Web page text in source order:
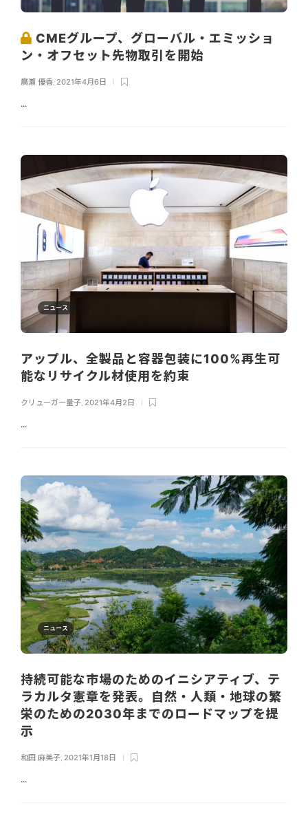
CMEグループ、グローバル・エミッショ
ン・オフセット先物取引を開始
廣瀬 優香, 2021年4月6日
...
ニュース
アップル、全製品と容器包装に100%再生可
能なリサイクル材使用を約束
クリューガー量子 2021年4月2日
...
ニュース
持続可能な市場のためのイニシアティブ、テ
ラカルタ憲章を発表。自然・人類・地球の繁
栄のための2030年までのロードマップを提
示
和田 麻美子 2021年1月18日
...